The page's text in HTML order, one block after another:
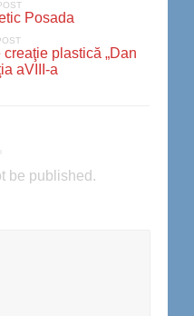
Posada
plastică „Dan
aVIII-a
be published.